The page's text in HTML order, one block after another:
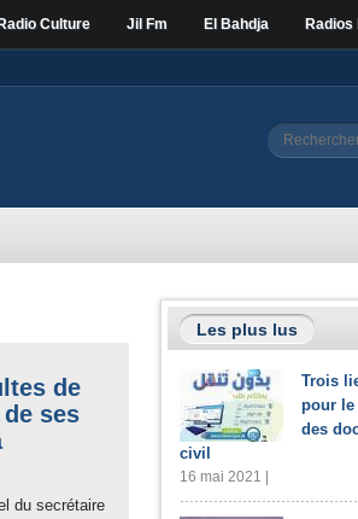
Radio Culture Jil Fm El Bahdja
Rechercher
de
ses
du secrétaire
Les plus lus
Trois
pour le
des
civil
16 mai 2021 |